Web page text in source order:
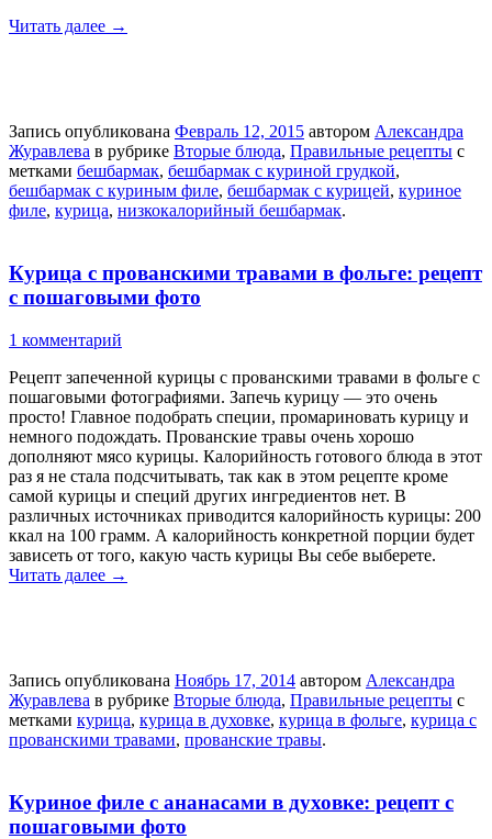
Читать далее →
Запись опубликована Февраль 12, 2015 автором Александра
Журавлева в рубрике Вторые блюда, Правильные рецепты с
метками бешбармак, бешбармак с куриной грудкой,
бешбармак с куриным филе, бешбармак с курицей, куриное
филе, курица, низкокалорийный бешбармак.
Курица с прованскими травами в фольге: рецепт
с пошаговыми фото
1 комментарий
Рецепт запеченной курицы с прованскими травами в фольге с
пошаговыми фотографиями. Запечь курицу — это очень
просто! Главное подобрать специи, промариновать курицу и
немного подождать. Прованские травы очень хорошо
дополняют мясо курицы. Калорийность готового блюда в этот
раз я не стала подсчитывать, так как в этом рецепте кроме
самой курицы и специй других ингредиентов нет. В
различных источниках приводится калорийность курицы: 200
ккал на 100 грамм. А калорийность конкретной порции будет
зависеть от того, какую часть курицы Вы себе выберете.
Читать далее →
Запись опубликована Ноябрь 17, 2014 автором Александра
Журавлева в рубрике Вторые блюда, Правильные рецепты с
метками курица, курица в духовке, курица в фольге, курица с
прованскими травами, прованские травы.
Куриное филе с ананасами в духовке: рецепт с
пошаговыми фото